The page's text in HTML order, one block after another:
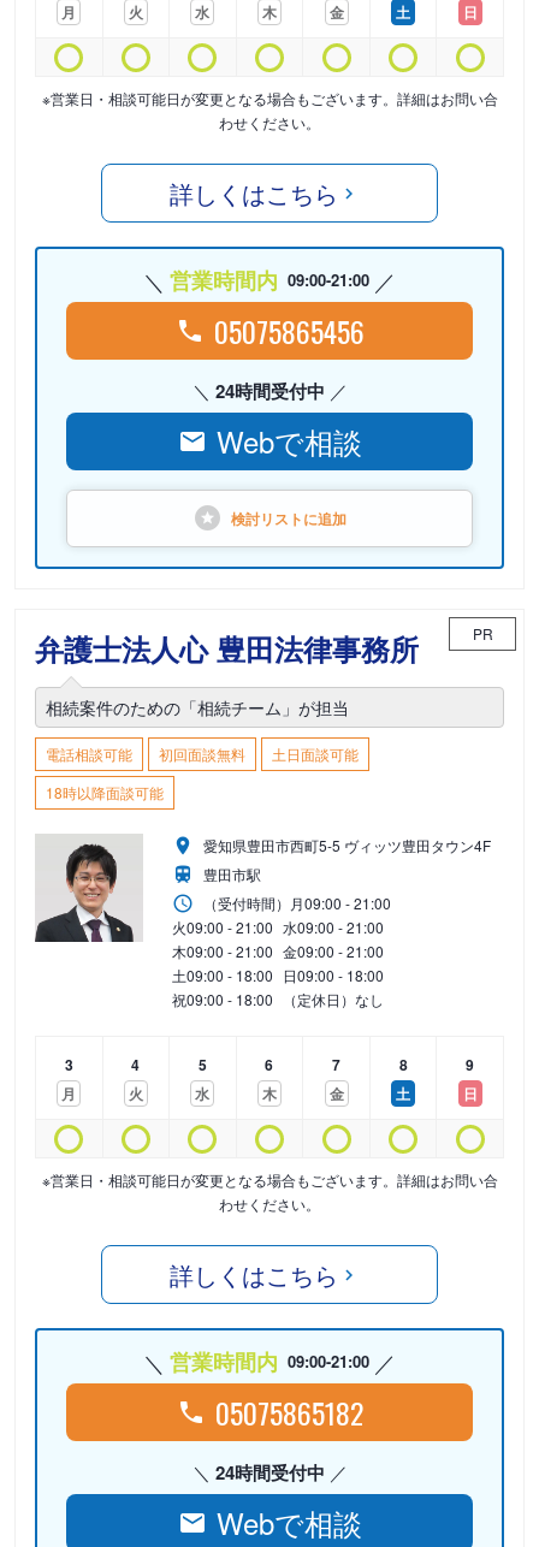
月
火
水
木
金
土
日
※営業日・相談可能日が変更となる場合もございます。詳細はお問い合
わせください。
詳しくはこちら
営業時間内 09:00-21:00
05075865456
24時間受付中
Webで相談
検討リストに追加
弁護士法人心 豊田法律事務所 PR
相続案件のための「相続チーム」が担当
電話相談可能 初回面談無料
土日面談可能
18時以降面談可能
愛知県豊田市西町5-5 ヴィッツ豊田タウン4F
豊田市駅
（受付時間） 月09:00 - 21:00
火09:00 - 21:00 水09:00 - 21:00
木09:00 - 21:00 金09:00 - 21:00
土09:00 - 18:00 日09:00 - 18:00
祝09:00 - 18:00 （定休日）なし
3
月
4
火
5
水
6
木
7
金
8
土
9
日
※営業日・相談可能日が変更となる場合もございます。詳細はお問い合
わせください。
詳しくはこちら
営業時間内 09:00-21:00
05075865182
24時間受付中
Webで相談